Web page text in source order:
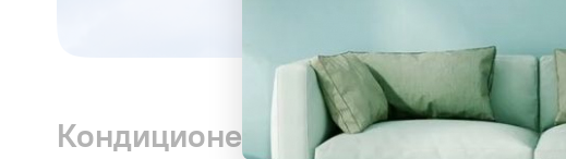
Кондиционеры в городе Дмитров